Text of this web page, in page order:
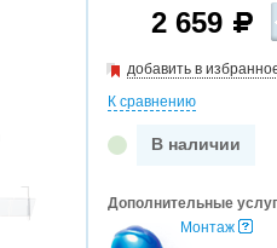
2 659
добавить в
К сравнению
В наличии
Дополнительные
Монтаж